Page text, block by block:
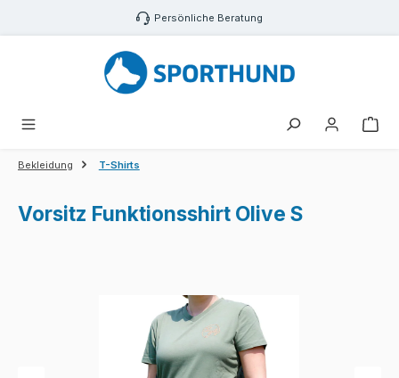
Zum Hauptinhalt springen Persönliche Beratung
Bekleidung T-Shirts
Vorsitz Funktionsshirt Olive S